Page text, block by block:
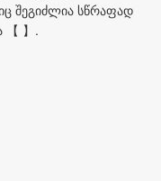
შეგიძლია სწრაფად
】.